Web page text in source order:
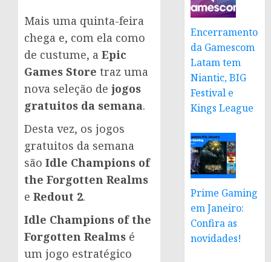
Mais uma quinta-feira
chega e, com ela como
de custume, a Epic
Games Store traz uma
nova seleção de jogos
gratuitos da semana.
Desta vez, os jogos
gratuitos da semana
são Idle Champions of
the Forgotten Realms
e Redout 2.
Idle Champions of the
Forgotten Realms é
um jogo estratégico
Encerramento
da Gamescom
Latam tem
Niantic, BIG
Festival e
Kings League
Prime Gaming
em Janeiro:
Confira as
novidades!